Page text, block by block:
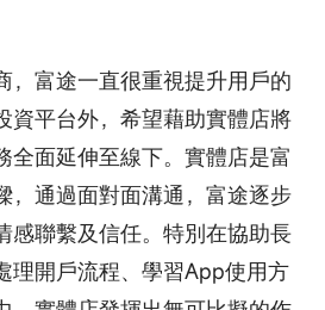
，富途一直很重視提升用戶的
資平台外，希望藉助實體店將
全面延伸至線下。實體店是富
，通過面對面溝通，富途逐步
感聯繫及信任。特別在協助長
理開戶流程、學習App使用方